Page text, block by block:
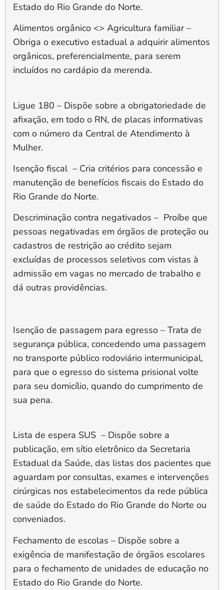
Estado do Rio Grande do Norte.
Alimentos orgânico <> Agricultura familiar–
Obriga o executivo estadual a adquirir alimentos
orgânicos, preferencialmente, para serem
incluídos no cardápio da merenda.
Ligue 180 – Dispõe sobre a obrigatoriedade de
afixação, em todo o RN, de placas informativas
com o número da Central de Atendimento à
Mulher.
Isenção fiscal– Cria critérios para concessão e
manutenção de benefícios fiscais do Estado do
Rio Grande do Norte.
Descriminação contra negativados – Proíbe que
pessoas negativadas em órgãos de proteção ou
cadastros de restrição ao crédito sejam
excluídas de processos seletivos com vistas à
admissão em vagas no mercado de trabalho e
dá outras providências.
Isenção de passagem para egresso – Trata de
segurança pública, concedendo uma passagem
no transporte público rodoviário intermunicipal,
para que o egresso do sistema prisional volte
para seu domicílio, quando do cumprimento de
sua pena.
Lista de espera SUS – Dispõe sobre a
publicação, em sítio eletrônico da Secretaria
Estadual da Saúde, das listas dos pacientes que
aguardam por consultas, exames e intervenções
cirúrgicas nos estabelecimentos da rede pública
de saúde do Estado do Rio Grande do Norte ou
conveniados.
Fechamento de escolas – Dispõe sobre a
exigência de manifestação de órgãos escolares
para o fechamento de unidades de educação no
Estado do Rio Grande do Norte.